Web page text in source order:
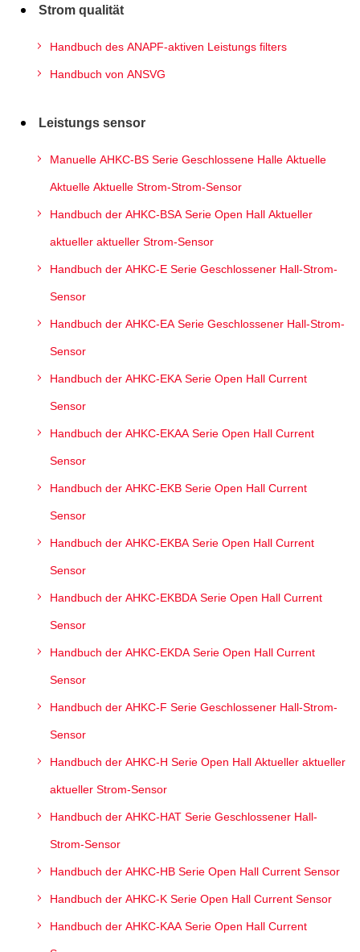
Strom qualität
Handbuch des ANAPF-aktiven Leistungs filters
Handbuch von ANSVG
Leistungs sensor
Manuelle AHKC-BS Serie Geschlossene Halle Aktuelle
Aktuelle Aktuelle Strom-Strom-Sensor
Handbuch der AHKC-BSA Serie Open Hall Aktueller
aktueller aktueller Strom-Sensor
Handbuch der AHKC-E Serie Geschlossener Hall-Strom-
Sensor
Handbuch der AHKC-EA Serie Geschlossener Hall-Strom-
Sensor
Handbuch der AHKC-EKA Serie Open Hall Current
Sensor
Handbuch der AHKC-EKAA Serie Open Hall Current
Sensor
Handbuch der AHKC-EKB Serie Open Hall Current
Sensor
Handbuch der AHKC-EKBA Serie Open Hall Current
Sensor
Handbuch der AHKC-EKBDA Serie Open Hall Current
Sensor
Handbuch der AHKC-EKDA Serie Open Hall Current
Sensor
Handbuch der AHKC-F Serie Geschlossener Hall-Strom-
Sensor
Handbuch der AHKC-H Serie Open Hall Aktueller aktueller
aktueller Strom-Sensor
Handbuch der AHKC-HAT Serie Geschlossener Hall-
Strom-Sensor
Handbuch der AHKC-HB Serie Open Hall Current Sensor
Handbuch der AHKC-K Serie Open Hall Current Sensor
Handbuch der AHKC-KAA Serie Open Hall Current